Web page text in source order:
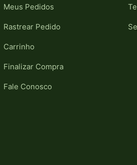
Meus Pedidos
Rastrear Pedido
Carrinho
Finalizar Compra
Fale Conosco